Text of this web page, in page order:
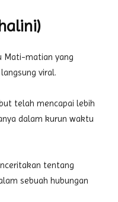
Mati-matian yang
viral.
telah mencapai lebih
dalam kurun waktu
tentang
sebuah hubungan